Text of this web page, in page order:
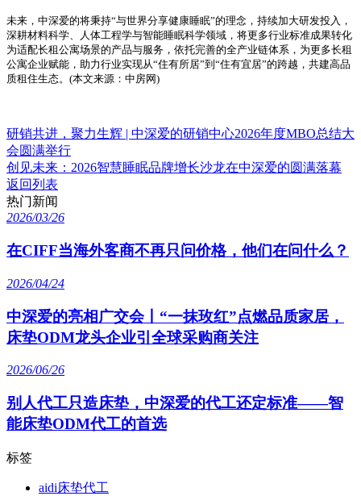
未来，中深爱的将秉持“与世界分享健康睡眠”的理念，持续加大研发投入，
深耕材料科学、人体工程学与智能睡眠科学领域，将更多行业标准成果转化
为适配长租公寓场景的产品与服务，依托完善的全产业链体系，为更多长租
公寓企业赋能，助力行业实现从“住有所居”到“住有宜居”的跨越，共建高品
质租住生态。 (本文来源：中房网)
研销共进，聚力生辉 | 中深爱的研销中心2026年度MBO总结大
会圆满举行
创见未来：2026智慧睡眠品牌增长沙龙在中深爱的圆满落幕
返回列表
热门新闻
2026/03/26
在CIFF当海外客商不再只问价格，他们在问什么？
2026/04/24
中深爱的亮相广交会丨“一抹玫红”点燃品质家居，
床垫ODM龙头企业引全球采购商关注
2026/06/26
别人代工只造床垫，中深爱的代工还定标准——智
能床垫ODM代工的首选
标签
aidi床垫代工